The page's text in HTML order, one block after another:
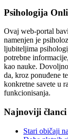
Psihologija
Ovaj web-portal
namenjen je
ljubiteljima
potrebne
kao nauke.
da, kroz ponuđene
konkretne savete u
funkcionisanja.
Najnoviji članci
Stari običaji